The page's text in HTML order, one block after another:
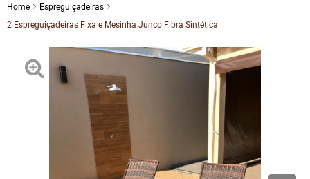
Home
Espreguiçadeiras
2 Espreguiçadeiras Fixa e Mesinha Junco Fibra Sintética